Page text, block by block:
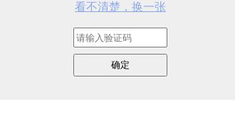
看不清楚，换一张